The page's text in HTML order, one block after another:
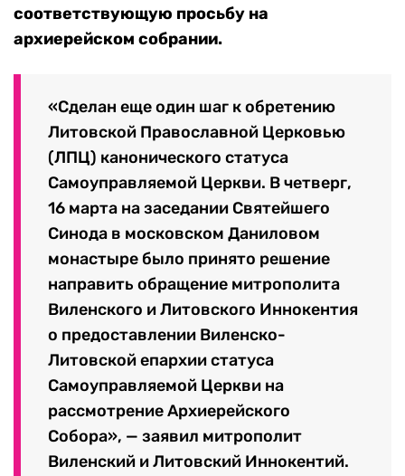
соответствующую просьбу на
архиерейском собрании.
«Сделан еще один шаг к обретению
Литовской Православной Церковью
(ЛПЦ) канонического статуса
Самоуправляемой Церкви. В четверг,
16 марта на заседании Святейшего
Синода в московском Даниловом
монастыре было принято решение
направить обращение митрополита
Виленского и Литовского Иннокентия
о предоставлении Виленско-
Литовской епархии статуса
Самоуправляемой Церкви на
рассмотрение Архиерейского
Собора», — заявил митрополит
Виленский и Литовский Иннокентий.